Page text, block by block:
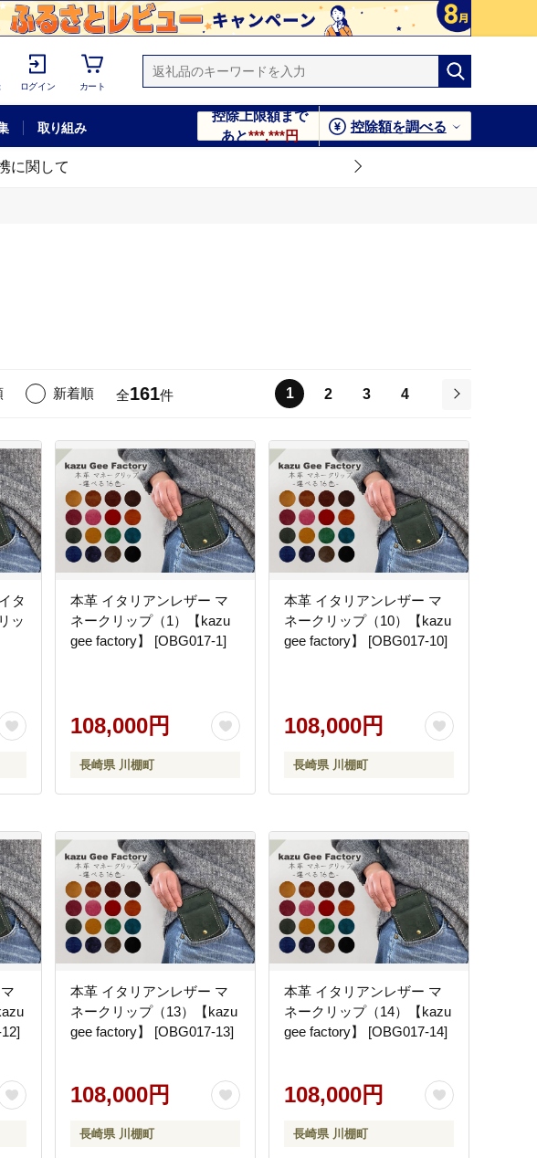
ログイン カート
取り組み
控除上限額まで
あと***,***円
控除額を調べる
に関して
新着順 全161件 1 2 3
4
タ
ッ
本革 イタリアンレザー マ
ネークリップ（1）【kazu
gee factory】 [OBG017-1]
108,000円
長崎県 川棚町
本革 イタリアンレザー マ
ネークリップ（10）【kazu
gee factory】 [OBG017-10]
108,000円
長崎県 川棚町
本革 イタリアンレザー マ
ネークリップ（13）【kazu
gee factory】 [OBG017-13]
108,000円
長崎県 川棚町
本革 イタリアンレザー マ
ネークリップ（14）【kazu
gee factory】 [OBG017-14]
108,000円
長崎県 川棚町